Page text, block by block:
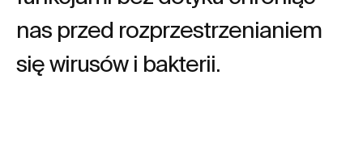
nas przed rozprzestrzenianiem
się wirusów i bakterii.